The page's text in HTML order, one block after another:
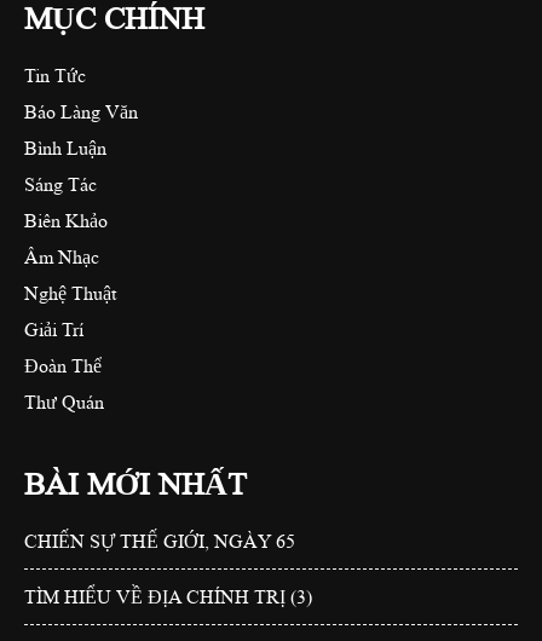
MỤC CHÍNH
Tin Tức
Báo Làng Văn
Bình Luận
Sáng Tác
Biên Khảo
Âm Nhạc
Nghệ Thuật
Giải Trí
Đoàn Thể
Thư Quán
BÀI MỚI NHẤT
CHIẾN SỰ THẾ GIỚI, NGÀY 65
TÌM HIỂU VỀ ĐỊA CHÍNH TRỊ (3)